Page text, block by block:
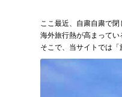
ここ最近、自粛自粛で閉
海外旅行熱が高まってい
そこで、当サイトでは